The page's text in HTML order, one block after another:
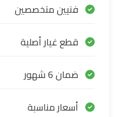
فنيين متخصصين
قطع غيار أصلية
ضمان 6 شهور
أسعار مناسبة